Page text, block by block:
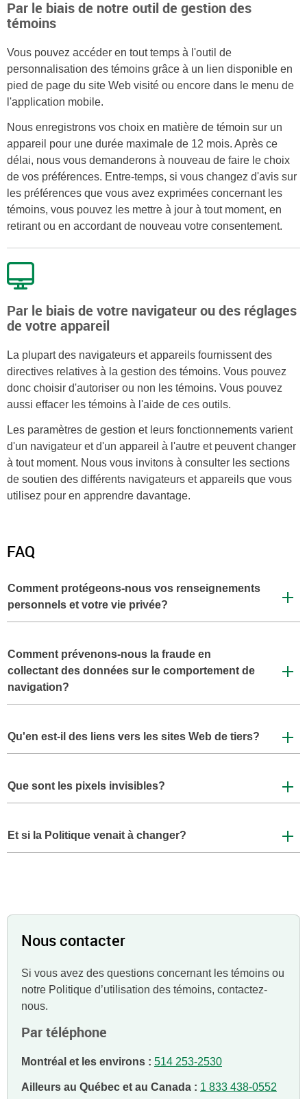
Par le biais de notre outil de gestion des
témoins
Vous pouvez accéder en tout temps à l'outil de
personnalisation des témoins grâce à un lien disponible en
pied de page du site Web visité ou encore dans le menu de
l'application mobile.
Nous enregistrons vos choix en matière de témoin sur un
appareil pour une durée maximale de 12 mois. Après ce
délai, nous vous demanderons à nouveau de faire le choix
de vos préférences. Entre-temps, si vous changez d'avis sur
les préférences que vous avez exprimées concernant les
témoins, vous pouvez les mettre à jour à tout moment, en
retirant ou en accordant de nouveau votre consentement.
Par le biais de votre navigateur ou des réglages
de votre appareil
La plupart des navigateurs et appareils fournissent des
directives relatives à la gestion des témoins. Vous pouvez
donc choisir d'autoriser ou non les témoins. Vous pouvez
aussi effacer les témoins à l'aide de ces outils.
Les paramètres de gestion et leurs fonctionnements varient
d'un navigateur et d'un appareil à l'autre et peuvent changer
à tout moment. Nous vous invitons à consulter les sections
de soutien des différents navigateurs et appareils que vous
utilisez pour en apprendre davantage.
FAQ
Comment protégeons-nous vos renseignements
personnels et votre vie privée?
Comment prévenons-nous la fraude en
collectant des données sur le comportement de
navigation?
Qu'en est-il des liens vers les sites Web de tiers?
Que sont les pixels invisibles?
Et si la Politique venait à changer?
Nous contacter
Si vous avez des questions concernant les témoins ou
notre Politique d’utilisation des témoins, contactez-
nous.
Par téléphone
Montréal et les environs : 514 253-2530
Ailleurs au Québec et au Canada : 1 833 438-0552